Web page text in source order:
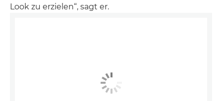
Look zu erzielen“, sagt er.